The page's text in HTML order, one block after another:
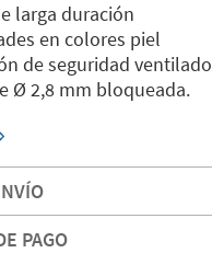
larga duración
en colores piel
de seguridad ventilado
Ø 2,8 mm bloqueada.
PAGO